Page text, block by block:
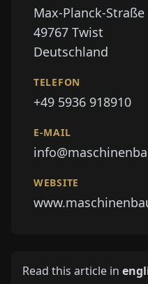
Max-Planck-Straße
49767 Twist
Deutschland
TELEFON
+49 5936 918910
E-MAIL
WEBSITE
Read this article in